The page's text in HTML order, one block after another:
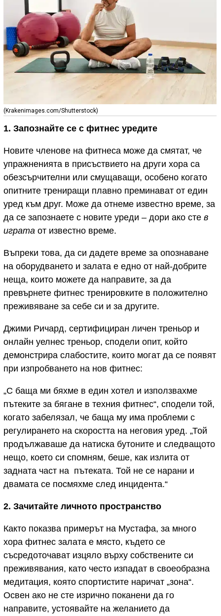
(Krakenimages.com/Shutterstock)
1. Запознайте се с фитнес уредите
Новите членове на фитнеса може да смятат, че
упражненията в присъствието на други хора са
обезсърчителни или смущаващи, особено когато
опитните трениращи плавно преминават от един
уред към друг. Може да отнеме известно време, за
да се запознаете с новите уреди – дори ако сте в
играта от известно време.
Въпреки това, да си дадете време за опознаване
на оборудването и залата е едно от най-добрите
неща, които можете да направите, за да
превърнете фитнес тренировките в положително
преживяване за себе си и за другите.
Джими Ричард, сертифициран личен треньор и
онлайн уелнес треньор, сподели опит, който
демонстрира слабостите, които могат да се появят
при изпробването на нов фитнес:
„С баща ми бяхме в един хотел и използвахме
пътеките за бягане в техния фитнес“, сподели той,
когато забелязал, че баща му има проблеми с
регулирането на скоростта на неговия уред. „Той
продължаваше да натиска бутоните и следващото
нещо, което си спомням, беше, как излита от
задната част на пътеката. Той не се нарани и
двамата се посмяхме след инцидента.“
2. Зачитайте личното пространство
Както показва примерът на Мустафа, за много
хора фитнес залата е място, където се
съсредоточават изцяло върху собствените си
преживявания, като често изпадат в своеобразна
медитация, която спортистите наричат „зона“.
Освен ако не сте изрично поканени да го
направите, устоявайте на желанието да